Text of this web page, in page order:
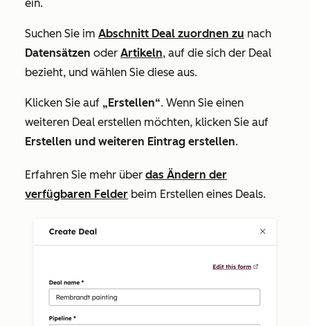
ein.
Suchen Sie im Abschnitt Deal zuordnen zu nach
Datensätzen oder Artikeln, auf die sich der Deal
bezieht, und wählen Sie diese aus.
Klicken Sie auf „Erstellen“. Wenn Sie einen
weiteren Deal erstellen möchten, klicken Sie auf
Erstellen und weiteren Eintrag erstellen.
Erfahren Sie mehr über das Ändern der
verfügbaren Felder beim Erstellen eines Deals.